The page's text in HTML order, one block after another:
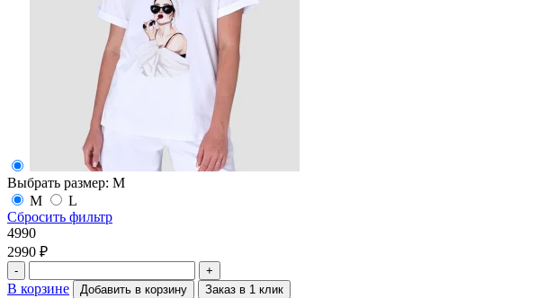
Выбрать размер: M
M
L
Сбросить фильтр
4990
2990 ₽
- +
В корзине Добавить в корзину Заказ в 1 клик